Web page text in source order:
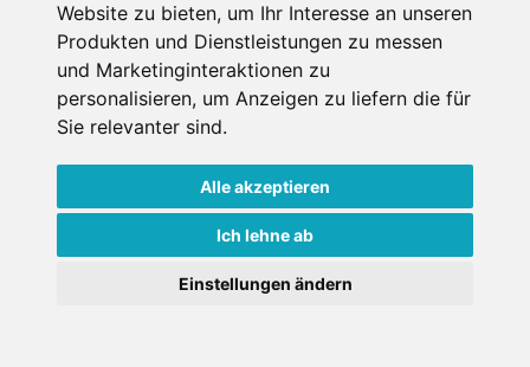
Website zu bieten, um Ihr Interesse an unseren
Produkten und Dienstleistungen zu messen
und Marketinginteraktionen zu
personalisieren, um Anzeigen zu liefern die für
Sie relevanter sind.
Alle akzeptieren
Ich lehne ab
Einstellungen ändern
1
Erwachsene
über 18 Jahre bei Mietantritt
0
Kinder
unter 18 Jahre bei Mietantritt